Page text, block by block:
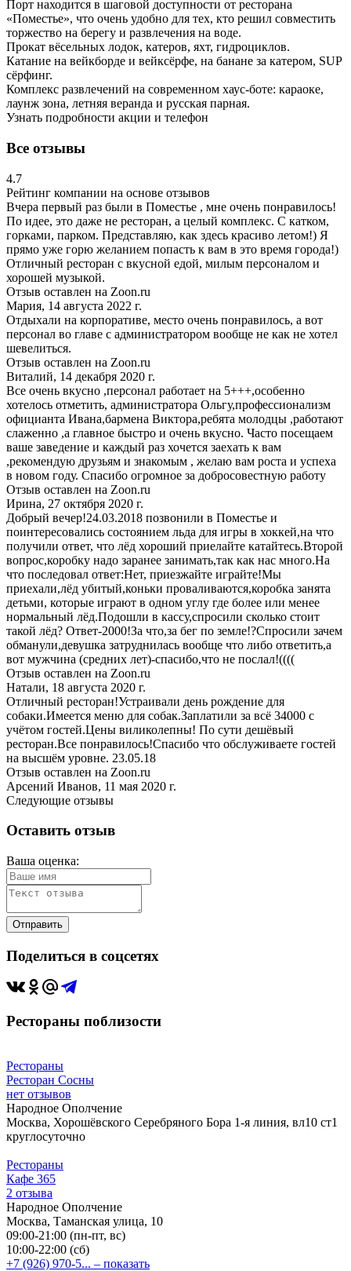
Порт находится в шаговой доступности от ресторана
«Поместье», что очень удобно для тех, кто решил совместить
торжество на берегу и развлечения на воде.
Прокат вёсельных лодок, катеров, яхт, гидроциклов.
Катание на вейкборде и вейксёрфе, на банане за катером, SUP
сёрфинг.
Комплекс развлечений на современном хаус-боте: караоке,
лаунж зона, летняя веранда и русская парная.
Узнать подробности акции и телефон
Все отзывы
4.7
Рейтинг компании на основе отзывов
Вчера первый раз были в Поместье , мне очень понравилось!
По идее, это даже не ресторан, а целый комплекс. С катком,
горками, парком. Представляю, как здесь красиво летом!) Я
прямо уже горю желанием попасть к вам в это время города!)
Отличный ресторан с вкусной едой, милым персоналом и
хорошей музыкой.
Отзыв оставлен на Zoon.ru
Мария, 14 августа 2022 г.
Отдыхали на корпоративе, место очень понравилось, а вот
персонал во главе с администратором вообще не как не хотел
шевелиться.
Отзыв оставлен на Zoon.ru
Виталий, 14 декабря 2020 г.
Все очень вкусно ,персонал работает на 5+++,особенно
хотелось отметить, администратора Ольгу,профессионализм
официанта Ивана,бармена Виктора,ребята молодцы ,работают
слаженно ,а главное быстро и очень вкусно. Часто посещаем
ваше заведение и каждый раз хочется заехать к вам
,рекомендую друзьям и знакомым , желаю вам роста и успеха
в новом году. Спасибо огромное за добросовестную работу
Отзыв оставлен на Zoon.ru
Ирина, 27 октября 2020 г.
Добрый вечер!24.03.2018 позвонили в Поместье и
поинтересовались состоянием льда для игры в хоккей,на что
получили ответ, что лёд хороший приелайте катайтесь.Второй
вопрос,коробку надо заранее занимать,так как нас много.На
что последовал ответ:Нет, приезжайте играйте!Мы
приехали,лёд убитый,коньки проваливаются,коробка занята
детьми, которые играют в одном углу где более или менее
нормальный лёд.Подошли в кассу,спросили сколько стоит
такой лёд? Ответ-2000!За что,за бег по земле!?Спросили зачем
обманули,девушка затруднилась вообще что либо ответить,а
вот мужчина (средних лет)-спасибо,что не послал!((((
Отзыв оставлен на Zoon.ru
Натали, 18 августа 2020 г.
Отличный ресторан!Устраивали день рождение для
собаки.Имеется меню для собак.Заплатили за всё 34000 с
учётом гостей.Цены виликолепны! По сути дешёвый
ресторан.Все понравилось!Спасибо что обслуживаете гостей
на высшём уровне. 23.05.18
Отзыв оставлен на Zoon.ru
Арсений Иванов, 11 мая 2020 г.
Следующие отзывы
Оставить отзыв
Ваша оценка:
Отправить
Поделиться в соцсетях
Рестораны поблизости
Рестораны
Ресторан Сосны
нет отзывов
Народное Ополчение
Москва, Хорошёвского Серебряного Бора 1-я линия, вл10 ст1
круглосуточно
Рестораны
Кафе 365
2 отзыва
Народное Ополчение
Москва, Таманская улица, 10
09:00-21:00 (пн-пт, вс)
10:00-22:00 (сб)
+7 (926) 970-5... – показать